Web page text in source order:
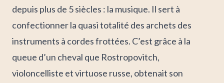
depuis plus de 5 siècles : la musique. Il sert à
confectionner la quasi totalité des archets des
instruments à cordes frottées. C’est grâce à la
queue d’un cheval que Rostropovitch,
violoncelliste et virtuose russe, obtenait son